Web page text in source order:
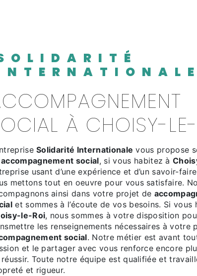
À CHOISY-
Solidarité Internationale vous propose
accompagnement social, si vous habitez à
usant d’une expérience et d’un savoir-
mettons tout en oeuvre pour vous satisfaire.
ainsi dans votre projet de
et sommes à l’écoute de vos besoins. Si vous
le-Roi, nous sommes à votre disposition
les renseignements nécessaires à votre
social. Notre métier est avant
et le partager avec vous renforce encore
Toute notre équipe est qualifiée et
et rigueur.